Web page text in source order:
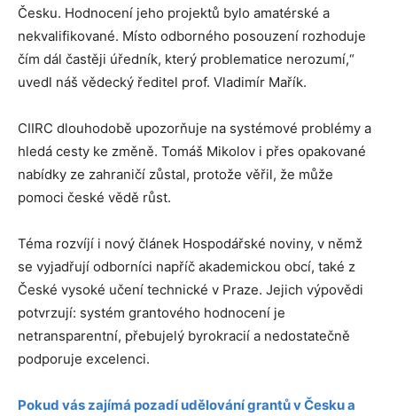
Česku. Hodnocení jeho projektů bylo amatérské a
nekvalifikované. Místo odborného posouzení rozhoduje
čím dál častěji úředník, který problematice nerozumí,“
uvedl náš vědecký ředitel prof. Vladimír Mařík.
CIIRC dlouhodobě upozorňuje na systémové problémy a
hledá cesty ke změně. Tomáš Mikolov i přes opakované
nabídky ze zahraničí zůstal, protože věřil, že může
pomoci české vědě růst.
Téma rozvíjí i nový článek Hospodářské noviny, v němž
se vyjadřují odborníci napříč akademickou obcí, také z
České vysoké učení technické v Praze. Jejich výpovědi
potvrzují: systém grantového hodnocení je
netransparentní, přebujelý byrokracií a nedostatečně
podporuje excelenci.
Pokud vás zajímá pozadí udělování grantů v Česku a